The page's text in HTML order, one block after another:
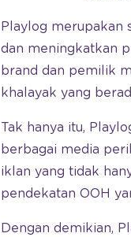
Playlog merupakan
dan meningkatkan
brand dan pemilik
khalayak yang
Tak hanya itu,
berbagai media
iklan yang tidak
pendekatan OOH
Dengan demikian,